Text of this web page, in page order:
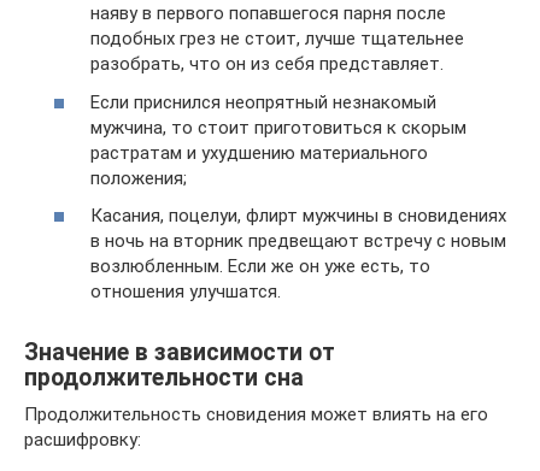
наяву в первого попавшегося парня после
подобных грез не стоит, лучше тщательнее
разобрать, что он из себя представляет.
Если приснился неопрятный незнакомый
мужчина, то стоит приготовиться к скорым
растратам и ухудшению материального
положения;
Касания, поцелуи, флирт мужчины в сновидениях
в ночь на вторник предвещают встречу с новым
возлюбленным. Если же он уже есть, то
отношения улучшатся.
Значение в зависимости от
продолжительности сна
Продолжительность сновидения может влиять на его
расшифровку: